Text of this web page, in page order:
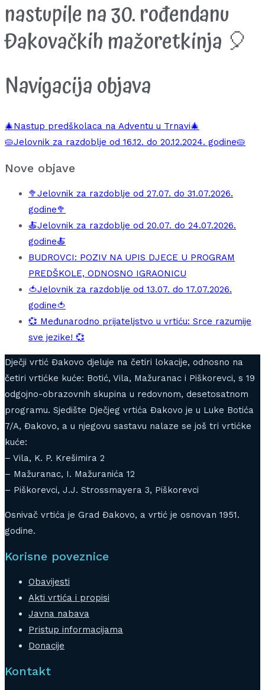
nastupile na 30. rođendanu
Đakovačkih mažoretkinja 🎈
Navigacija objava
🎄Nastup predškolaca na Adventu u Trnavi🎄
🥧Jelovnik za razdoblje od 16.12. do 20.12.2024. godine🥧
Nove objave
🥦Jelovnik za razdoblje od 27.07. do 31.07.2026.
godine🥦
🍝Jelovnik za razdoblje od 20.07. do 24.07.2026.
godine🍝
BUDROVCI: POZIV NA UPIS DJECE U PROGRAM
PREDŠKOLE, ODNOSNO IGRAONICU
🍅Jelovnik za razdoblje od 13.07. do 17.07.2026.
godine🍅
💞 Međunarodno prijateljstvo u vrtiću: Srce razumije
sve jezike! 💞
Dječji vrtić Đakovo djeluje na četiri lokacije, odnosno na
četiri vrtićke kuće: Botić, Vila, Mažuranac i Piškorevci, s 19
odgojno-obrazovnih skupina u redovnom, desetosatnom
programu. Sjedište Dječjeg vrtića Đakovo je u Luke Botića
7/A, Đakovo, a u njegovu sastavu nalaze se još tri vrtićke
kuće:
– Vila, K. P. Krešimira 2
– Mažuranac, I. Mažuranića 12
– Piškorevci, J.J. Strossmayera 3, Piškorevci
Osnivač vrtića je Grad Đakovo, a vrtić je osnovan 1951.
godine.
Korisne poveznice
Obavijesti
Akti vrtića i propisi
Javna nabava
Pristup informacijama
Donacije
Kontakt